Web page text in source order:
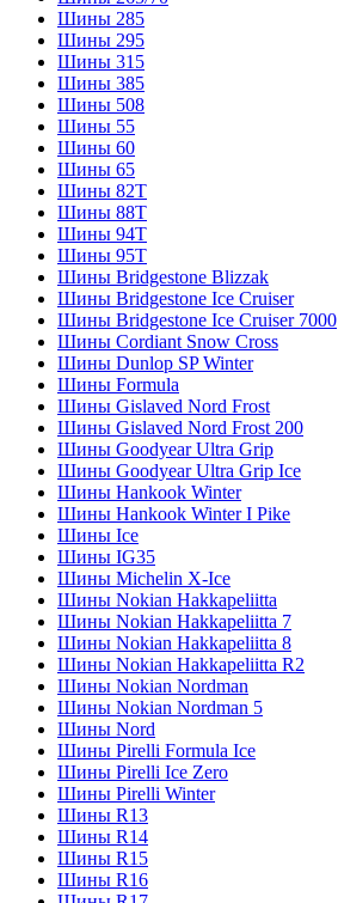
Шины 285
Шины 295
Шины 315
Шины 385
Шины 508
Шины 55
Шины 60
Шины 65
Шины 82T
Шины 88T
Шины 94T
Шины 95T
Шины Bridgestone Blizzak
Шины Bridgestone Ice Cruiser
Шины Bridgestone Ice Cruiser 7000
Шины Cordiant Snow Cross
Шины Dunlop SP Winter
Шины Formula
Шины Gislaved Nord Frost
Шины Gislaved Nord Frost 200
Шины Goodyear Ultra Grip
Шины Goodyear Ultra Grip Ice
Шины Hankook Winter
Шины Hankook Winter I Pike
Шины Ice
Шины IG35
Шины Michelin X-Ice
Шины Nokian Hakkapeliitta
Шины Nokian Hakkapeliitta 7
Шины Nokian Hakkapeliitta 8
Шины Nokian Hakkapeliitta R2
Шины Nokian Nordman
Шины Nokian Nordman 5
Шины Nord
Шины Pirelli Formula Ice
Шины Pirelli Ice Zero
Шины Pirelli Winter
Шины R13
Шины R14
Шины R15
Шины R16